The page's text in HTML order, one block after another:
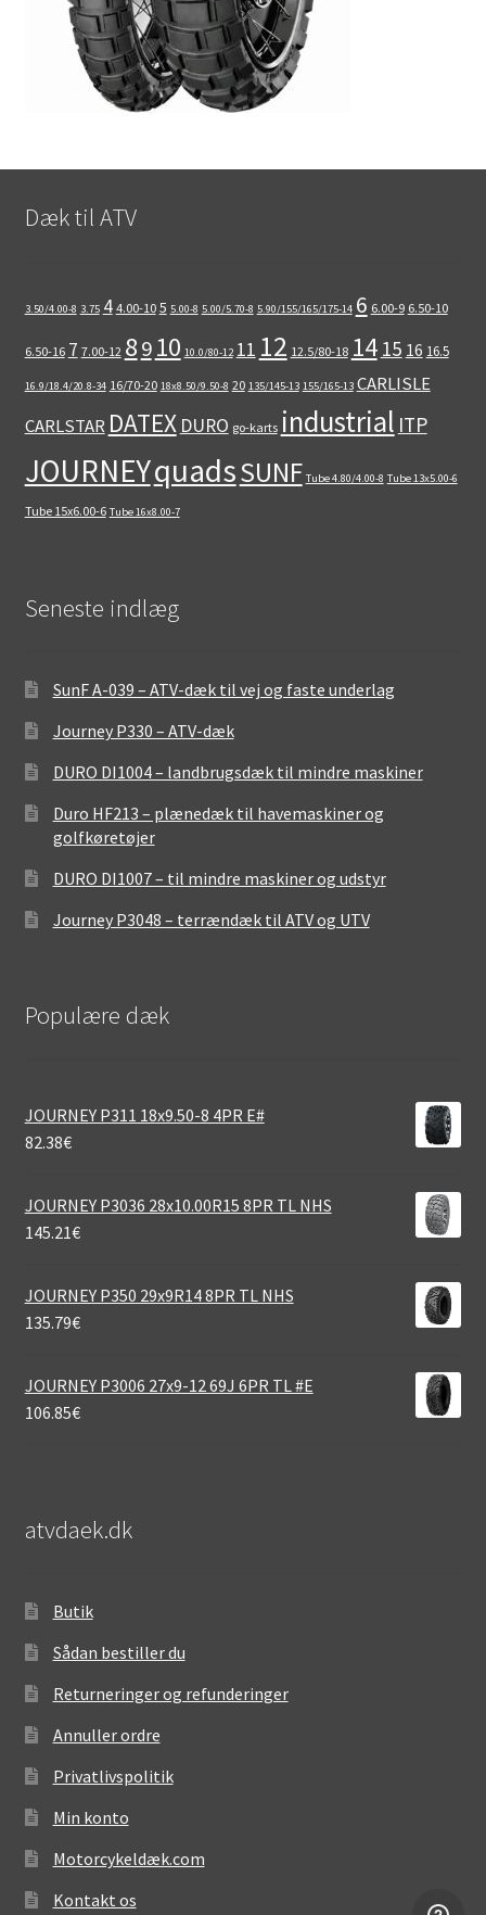
Dæk til ATV
3.50/4.00-8 3.75 4 4.00-10 5 5.00-8 5.00/5.70-8 5.90/155/165/175-14 6 6.00-9 6.50-10
6.50-16 7 7.00-12 89 10 10.0/80-12 11 12 12.5/80-18 14 15 16 16.5
16.9/18.4/20.8-34 16/70-20 18x8.50/9.50-8 20 135/145-13 155/165-13 CARLISLE
CARLSTAR DATEX DURO go-karts industrial ITP
JOURNEYquadsSUNF Tube 4.80/4.00-8 Tube 13x5.00-6
Tube 15x6.00-6 Tube 16x8.00-7
Seneste indlæg
SunF A-039 – ATV-dæk til vej og faste underlag
Journey P330 – ATV-dæk
DURO DI1004 – landbrugsdæk til mindre maskiner
Duro HF213 – plænedæk til havemaskiner og
golfkøretøjer
DURO DI1007 – til mindre maskiner og udstyr
Journey P3048 – terrændæk til ATV og UTV
Populære dæk
JOURNEY P311 18x9.50-8 4PR E#
82.38€
JOURNEY P3036 28x10.00R15 8PR TL NHS
145.21€
JOURNEY P350 29x9R14 8PR TL NHS
135.79€
JOURNEY P3006 27x9-12 69J 6PR TL #E
106.85€
atvdaek.dk
Butik
Sådan bestiller du
Returneringer og refunderinger
Annuller ordre
Privatlivspolitik
Min konto
Motorcykeldæk.com
Kontakt os